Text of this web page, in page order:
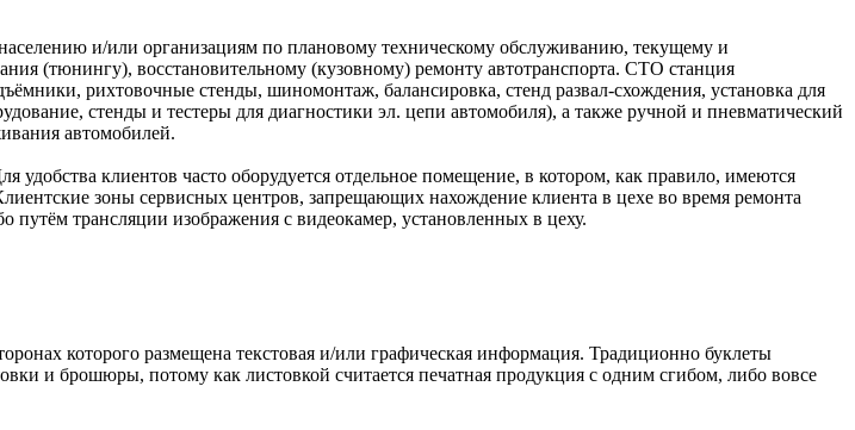
и/или организациям по плановому техническому обслуживанию, текущему и
(тюнингу), восстановительному (кузовному) ремонту автотранспорта. СТО станция
рихтовочные стенды, шиномонтаж, балансировка, стенд развал-схождения, установка для
стенды и тестеры для диагностики эл. цепи автомобиля), а также ручной и пневматический
автомобилей.
клиентов часто оборудуется отдельное помещение, в котором, как правило, имеются
зоны сервисных центров, запрещающих нахождение клиента в цехе во время ремонта
путём трансляции изображения с видеокамер, установленных в цеху.
которого размещена текстовая и/или графическая информация. Традиционно буклеты
и брошюры, потому как листовкой считается печатная продукция с одним сгибом, либо вовсе